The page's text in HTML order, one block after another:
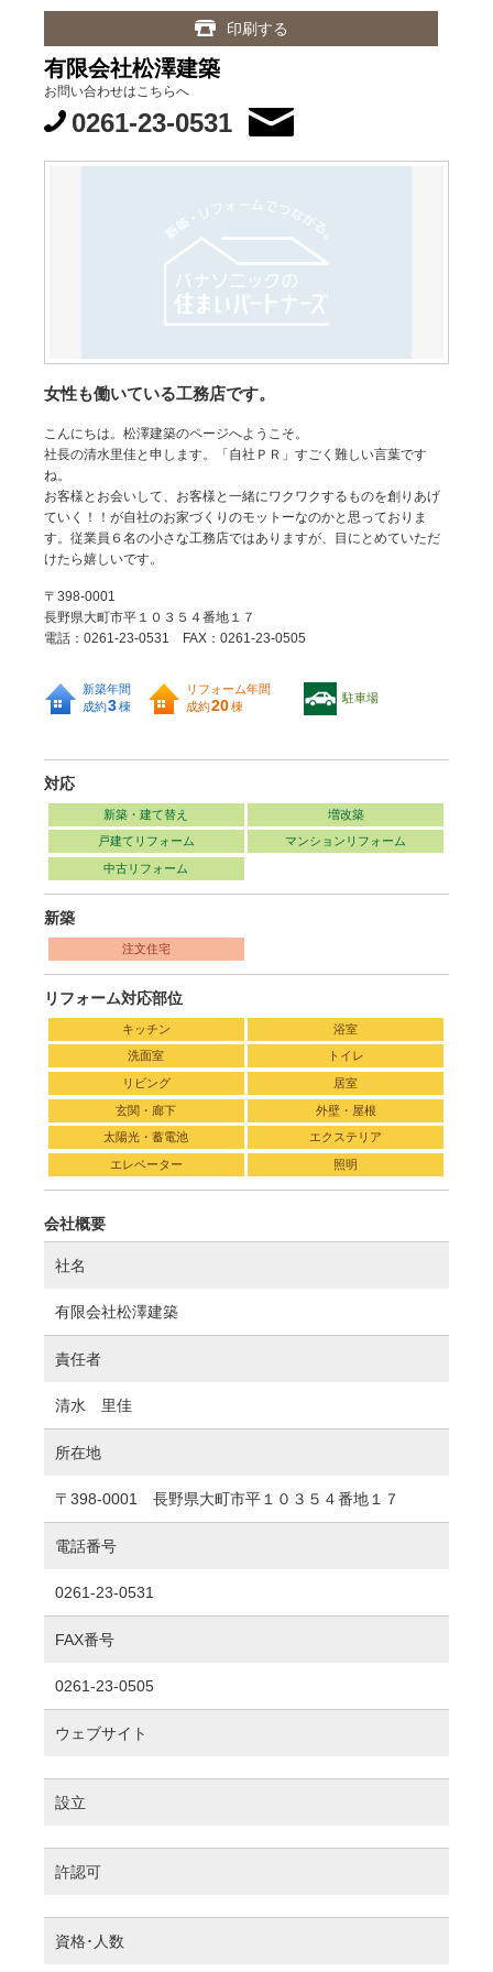
有限会社松澤建築
お問い合わせはこちらへ
0261-23-0531
女性も働いている工務店です。
こんにちは。松澤建築のページへようこそ。
社長の清水里佳と申します。「自社ＰＲ」すごく難しい言葉です
ね。
お客様とお会いして、お客様と一緒にワクワクするものを創りあげ
ていく！！が自社のお家づくりのモットーなのかと思っておりま
す。従業員６名の小さな工務店ではありますが、目にとめていただ
けたら嬉しいです。
〒398-0001
長野県大町市平１０３５４番地１７
電話：0261-23-0531 FAX：0261-23-0505
新築年間
成約3棟
リフォーム年間
成約20棟
駐車場
対応
新築・建て替え 増改築
戸建てリフォーム マンションリフォーム
中古リフォーム
新築
注文住宅
リフォーム対応部位
キッチン 浴室
洗面室 トイレ
リビング 居室
玄関・廊下 外壁・屋根
太陽光・蓄電池 エクステリア
エレベーター 照明
会社概要
社名
有限会社松澤建築
責任者
清水 里佳
所在地
〒398-0001 長野県大町市平１０３５４番地１７
電話番号
0261-23-0531
FAX番号
0261-23-0505
ウェブサイト
設立
許認可
資格･人数
印刷する